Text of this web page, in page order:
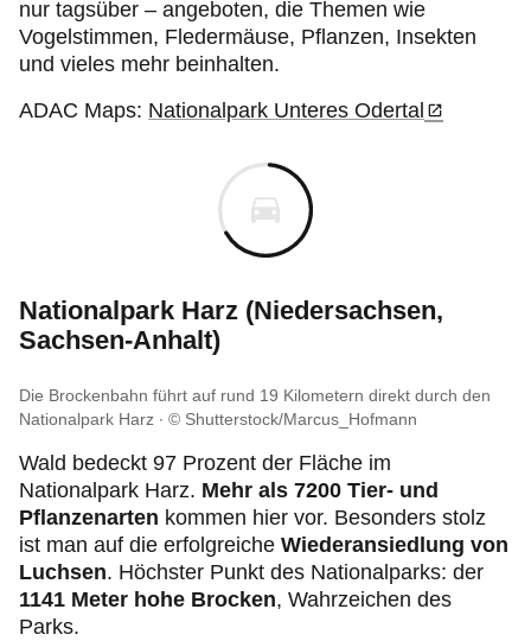
nur tagsüber – angeboten, die Themen wie
Vogelstimmen, Fledermäuse, Pflanzen, Insekten
und vieles mehr beinhalten.
ADAC Maps: Nationalpark Unteres Odertal
Nationalpark Harz (Niedersachsen,
Sachsen-Anhalt)
Die Brockenbahn führt auf rund 19 Kilometern direkt durch den
Nationalpark Harz
© Shutterstock/Marcus_Hofmann
Wald bedeckt 97 Prozent der Fläche im
Nationalpark Harz. Mehr als 7200 Tier- und
Pflanzenarten kommen hier vor. Besonders stolz
ist man auf die erfolgreiche Wiederansiedlung von
Luchsen. Höchster Punkt des Nationalparks: der
1141 Meter hohe Brocken, Wahrzeichen des
Parks.